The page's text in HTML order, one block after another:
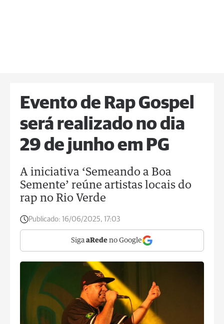
Evento de Rap Gospel
será realizado no dia
29 de junho em PG
A iniciativa ‘Semeando a Boa
Semente’ reúne artistas locais do
rap no Rio Verde
Publicado: 16/06/2025, 17:03
Siga aRede no Google